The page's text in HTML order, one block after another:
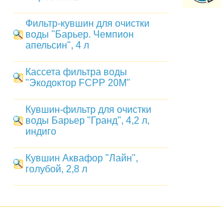
Фильтр-кувшин для очистки
воды "Барьер. Чемпион
апельсин", 4 л
Кассета фильтра воды
"Экодоктор FCPP 20M"
Кувшин-фильтр для очистки
воды Барьер "Гранд", 4,2 л,
индиго
Кувшин Аквафор "Лайн",
голубой, 2,8 л